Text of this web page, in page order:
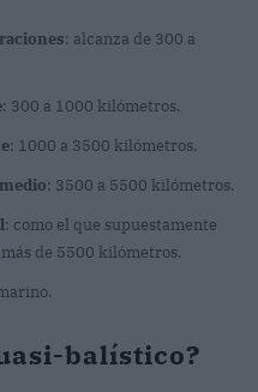
: alcanza de 300 a
: 300 a 1000 kilómetros.
: 1000 a 3500 kilómetros.
: 3500 a 5500 kilómetros.
: como el que supuestamente
más de 5500 kilómetros.
balístico?